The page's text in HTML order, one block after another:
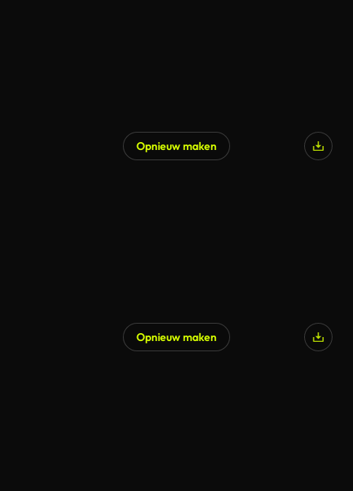
Opnieuw maken
Opnieuw maken